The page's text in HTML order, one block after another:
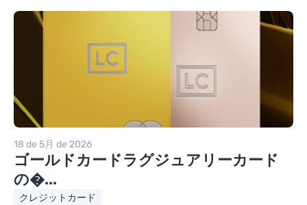
18 de 5月 de 2026
ゴールドカードラグジュアリーカード
の�...
クレジットカード